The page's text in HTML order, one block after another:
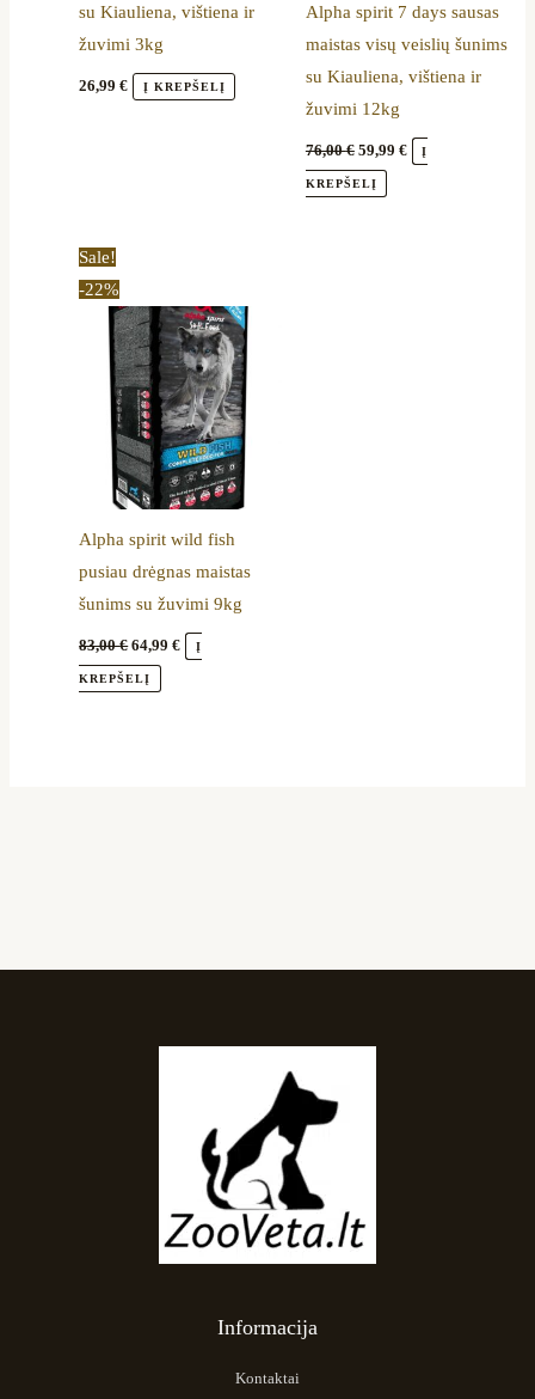
su Kiauliena, vištiena ir
žuvimi 3kg
26,99€ Į KREPŠELĮ
Alpha spirit 7 days sausas
maistas visų veislių šunims
su Kiauliena, vištiena ir
žuvimi 12kg
76,00€ 59,99 € Į
KREPŠELĮ
Sale!
-22%
Alpha spirit wild fish
pusiau drėgnas maistas
šunims su žuvimi 9kg
83,00€
83,00 €.
64,99€
64,99 €.
Į
KREPŠELĮ
Informacija
Kontaktai